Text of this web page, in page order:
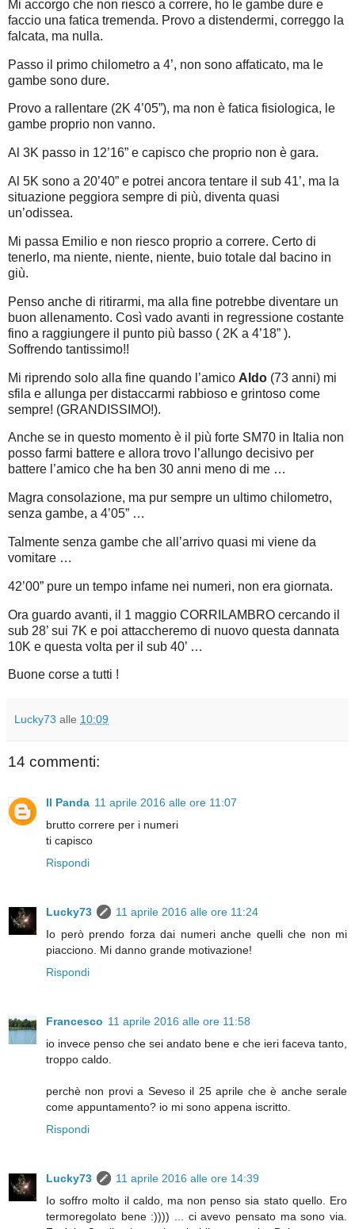
Mi accorgo che non riesco a correre, ho le gambe dure e
faccio una fatica tremenda. Provo a distendermi, correggo la
falcata, ma nulla.
Passo il primo chilometro a 4’, non sono affaticato, ma le
gambe sono dure.
Provo a rallentare (2K 4’05”), ma non è fatica fisiologica, le
gambe proprio non vanno.
Al 3K passo in 12’16” e capisco che proprio non è gara.
Al 5K sono a 20’40” e potrei ancora tentare il sub 41’, ma la
situazione peggiora sempre di più, diventa quasi
un’odissea.
Mi passa Emilio e non riesco proprio a correre. Certo di
tenerlo, ma niente, niente, niente, buio totale dal bacino in
giù.
Penso anche di ritirarmi, ma alla fine potrebbe diventare un
buon allenamento. Così vado avanti in regressione costante
fino a raggiungere il punto più basso ( 2K a 4’18” ).
Soffrendo tantissimo!!
Mi riprendo solo alla fine quando l’amico Aldo (73 anni) mi
sfila e allunga per distaccarmi rabbioso e grintoso come
sempre! (GRANDISSIMO!).
Anche se in questo momento è il più forte SM70 in Italia non
posso farmi battere e allora trovo l’allungo decisivo per
battere l’amico che ha ben 30 anni meno di me …
Magra consolazione, ma pur sempre un ultimo chilometro,
senza gambe, a 4’05” …
Talmente senza gambe che all’arrivo quasi mi viene da
vomitare …
42’00” pure un tempo infame nei numeri, non era giornata.
Ora guardo avanti, il 1 maggio CORRILAMBRO cercando il
sub 28’ sui 7K e poi attaccheremo di nuovo questa dannata
10K e questa volta per il sub 40’ …
Buone corse a tutti !
Lucky73 alle 10:09
14 commenti:
Il Panda 11 aprile 2016 alle ore 11:07
brutto correre per i numeri
ti capisco
Rispondi
Lucky73
11 aprile 2016 alle ore 11:24
Io però prendo forza dai numeri anche quelli che non mi
piacciono. Mi danno grande motivazione!
Rispondi
Francesco 11 aprile 2016 alle ore 11:58
io invece penso che sei andato bene e che ieri faceva tanto,
troppo caldo.
perchè non provi a Seveso il 25 aprile che è anche serale
come appuntamento? io mi sono appena iscritto.
Rispondi
Lucky73
11 aprile 2016 alle ore 14:39
Io soffro molto il caldo, ma non penso sia stato quello. Ero
termoregolato bene :)))) ... ci avevo pensato ma sono via.